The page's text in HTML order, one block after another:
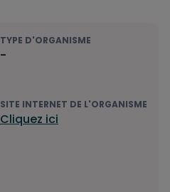
TYPE D'ORGANISME
-
SITE INTERNET DE L'ORGANISME
Cliquez ici